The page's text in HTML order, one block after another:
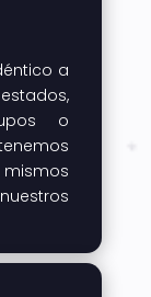
a
o